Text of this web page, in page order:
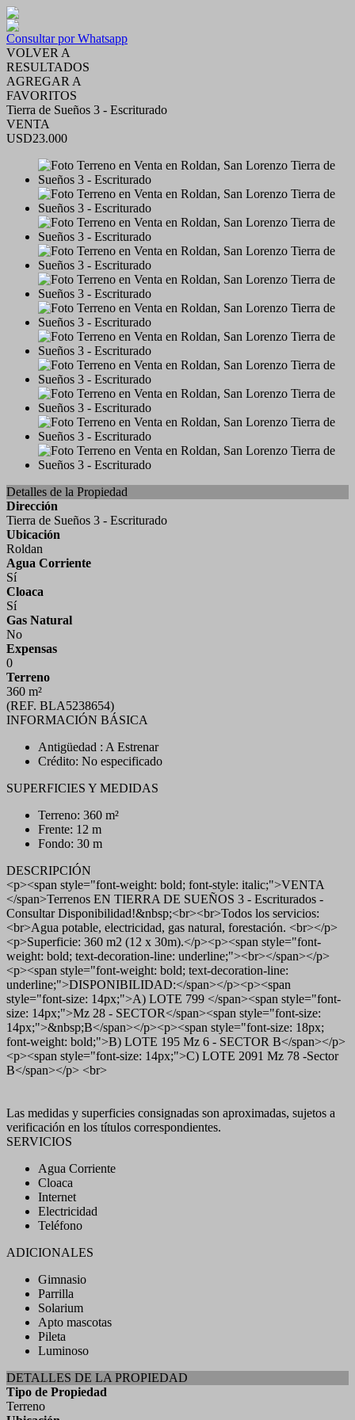
Consultar por Whatsapp
VOLVER A
RESULTADOS
AGREGAR A
FAVORITOS
Tierra de Sueños 3 - Escriturado
VENTA
USD23.000
Detalles de la Propiedad
Dirección
Tierra de Sueños 3 - Escriturado
Ubicación
Roldan
Agua Corriente
Sí
Cloaca
Sí
Gas Natural
No
Expensas
0
Terreno
360 m²
(REF. BLA5238654)
INFORMACIÓN BÁSICA
Antigüedad : A Estrenar
Crédito: No especificado
SUPERFICIES Y MEDIDAS
Terreno: 360 m²
Frente: 12 m
Fondo: 30 m
DESCRIPCIÓN
<p><span style="font-weight: bold; font-style: italic;">VENTA
</span>Terrenos EN TIERRA DE SUEÑOS 3 - Escriturados -
Consultar Disponibilidad!&nbsp;<br><br>Todos los servicios:
<br>Agua potable, electricidad, gas natural, forestación. <br></p>
<p>Superficie: 360 m2 (12 x 30m).</p><p><span style="font-
weight: bold; text-decoration-line: underline;"><br></span></p>
<p><span style="font-weight: bold; text-decoration-line:
underline;">DISPONIBILIDAD:</span></p><p><span
style="font-size: 14px;">A) LOTE 799 </span><span style="font-
size: 14px;">Mz 28 - SECTOR</span><span style="font-size:
14px;">&nbsp;B</span></p><p><span style="font-size: 18px;
font-weight: bold;">B) LOTE 195 Mz 6 - SECTOR B</span></p>
<p><span style="font-size: 14px;">C) LOTE 2091 Mz 78 -Sector
B</span></p> <br>
Las medidas y superficies consignadas son aproximadas, sujetos a
verificación en los títulos correspondientes.
SERVICIOS
Agua Corriente
Cloaca
Internet
Electricidad
Teléfono
ADICIONALES
Gimnasio
Parrilla
Solarium
Apto mascotas
Pileta
Luminoso
DETALLES DE LA PROPIEDAD
Tipo de Propiedad
Terreno